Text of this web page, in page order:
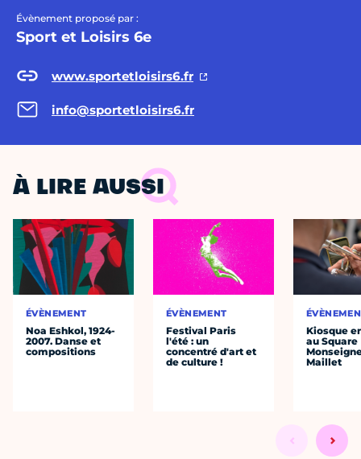
Évènement proposé par :
Sport et Loisirs 6e
www.sportetloisirs6.fr
info@sportetloisirs6.fr
À LIRE AUSSI
ÉVÈNEMENT
Noa Eshkol, 1924-
2007. Danse et
compositions
ÉVÈNEMENT
Festival Paris
l'été : un
concentré d'art et
de culture !
Kiosque
au Square
Maillet